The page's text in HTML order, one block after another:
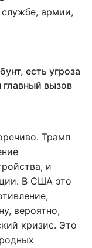
армии,
есть угроза
главный вызов
Трамп
и
В США это
вероятно,
кризис. Это